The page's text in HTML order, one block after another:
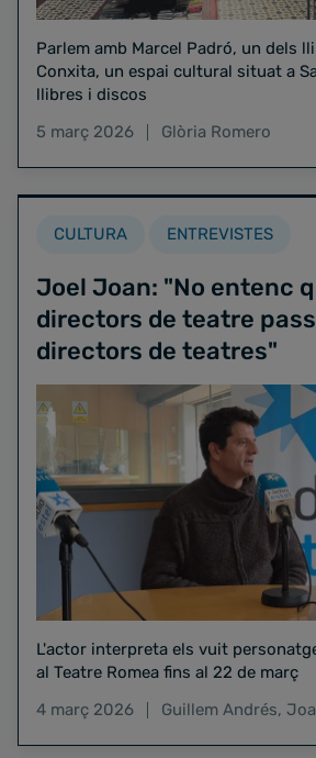
Parlem amb Marcel Padró, un dels
Conxita, un espai cultural situat a
llibres i discos
5 març 2026
Glòria Romero
CULTURA ENTREVISTES
Joel Joan: "No entenc
directors de teatre
directors de teatres"
L'actor interpreta els vuit
al Teatre Romea fins al 22 de març
4 març 2026
Guillem Andrés,